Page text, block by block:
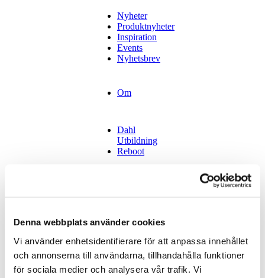
Denna webbplats använder cookies
Vi använder enhetsidentifierare för att anpassa innehållet
och annonserna till användarna, tillhandahålla funktioner
för sociala medier och analysera vår trafik. Vi
Nyheter
Produktnyheter
Inspiration
Events
Nyhetsbrev
Om
Dahl
Utbildning
Reboot
Tidsbokning
Tidsbokning
Göteborg
Tidsbokning
Hyr vår lokal